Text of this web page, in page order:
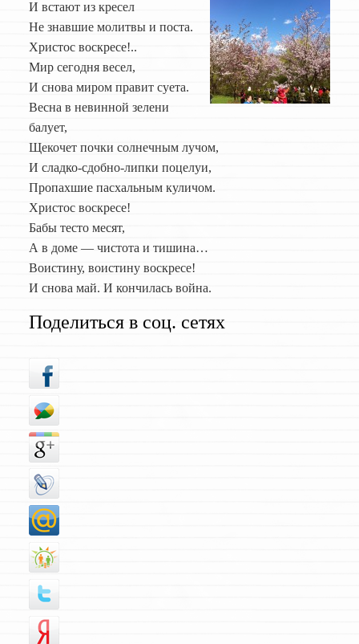
И встают из кресел
Не знавшие молитвы и поста.
Христос воскресе!..
Мир сегодня весел,
И снова миром правит суета.
Весна в невинной зелени
балует,
Щекочет почки солнечным лучом,
И сладко-сдобно-липки поцелуи,
Пропахшие пасхальным куличом.
Христос воскресе!
Бабы тесто месят,
А в доме — чистота и тишина…
Воистину, воистину воскресе!
И снова май. И кончилась война.
Поделиться в соц. сетях